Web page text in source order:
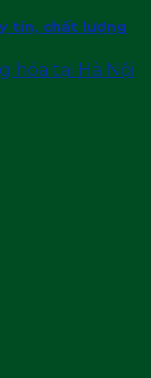
tín, chất lượng
hóa tại Hà Nội